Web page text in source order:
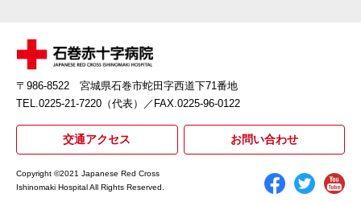
〒986-8522 宮城県石巻市蛇田字西道下71番地
TEL.0225-21-7220（代表）
／FAX.0225-96-0122
交通アクセス お問い合わせ
Copyright ©2021 Japanese Red Cross
Ishinomaki Hospital All Rights Reserved.